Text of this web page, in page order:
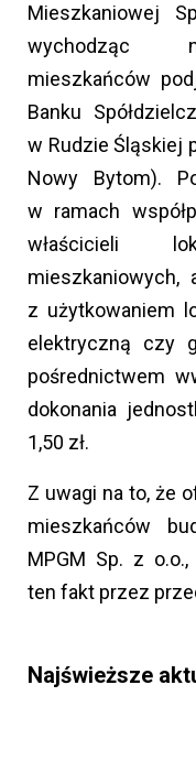
Mieszkaniowej
wychodząc
mieszkańców
Banku
w Rudzie Śląskiej
Nowy Bytom).
w ramach
właścicieli
mieszkaniowych,
z użytkowaniem
elektryczną czy
pośrednictwem
dokonania
1,50 zł.
Z uwagi na to, że
mieszkańców
MPGM Sp. z
ten fakt przez
Najświeższe